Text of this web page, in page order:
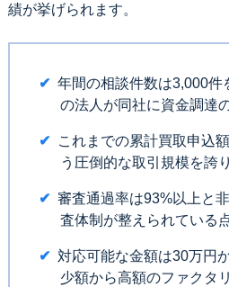
績が挙げられます。
年間の相談件数は3,000件
の法人が同社に資金調達
これまでの累計買取申込
う圧倒的な取引規模を誇
審査通過率は93%以上と
査体制が整えられている
対応可能な金額は30万円
少額から高額のファクタ